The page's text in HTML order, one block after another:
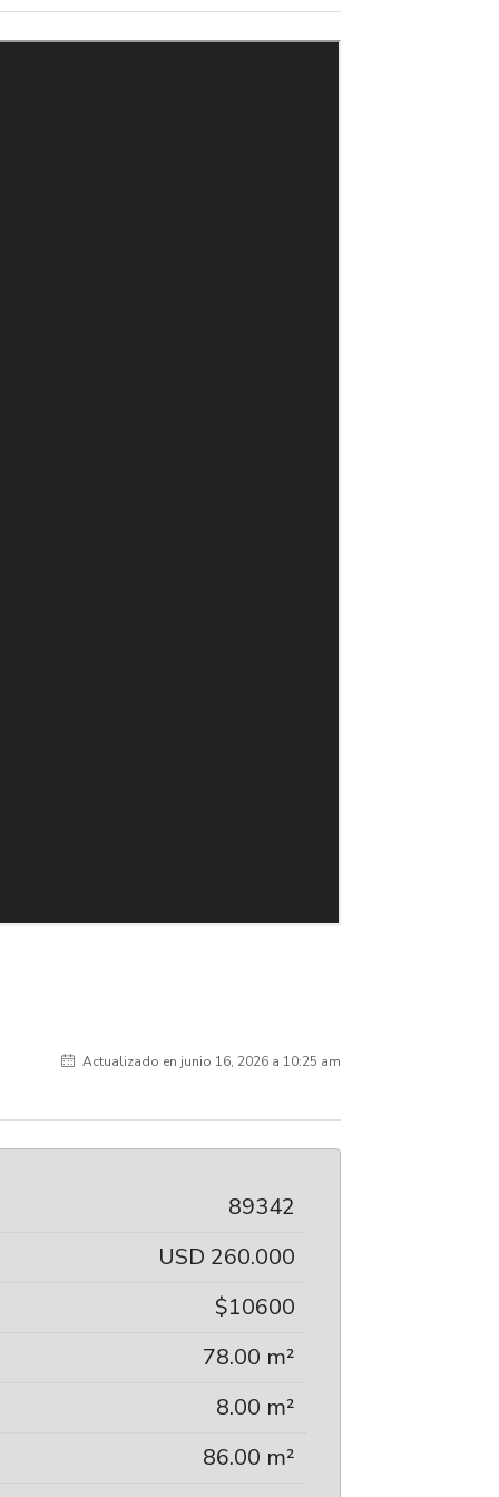
Actualizado en junio 16, 2026 a 10:25 am
89342
USD 260.000
$10600
78.00 m²
8.00 m²
86.00 m²